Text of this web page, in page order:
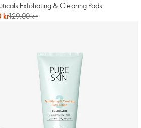
Exfoliating & Clearing Pads
kr129,00 kr